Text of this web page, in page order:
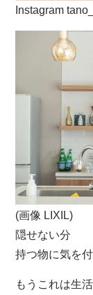
Instagram
(画像 LIXIL)
隠せない分
持つ物に気を
もうこれは生